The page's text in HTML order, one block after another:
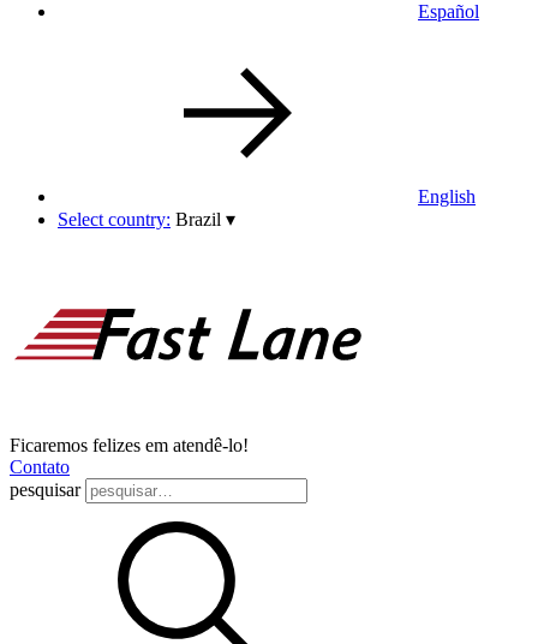
Español
English
Select country: Brazil ▾
Ficaremos felizes em atendê-lo!
Contato
pesquisar